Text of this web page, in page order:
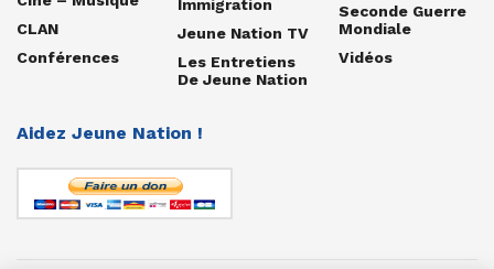
CLAN
Conférences
Immigration
Jeune Nation TV
Les Entretiens
De Jeune Nation
Seconde Guerre
Mondiale
Vidéos
Aidez Jeune Nation !